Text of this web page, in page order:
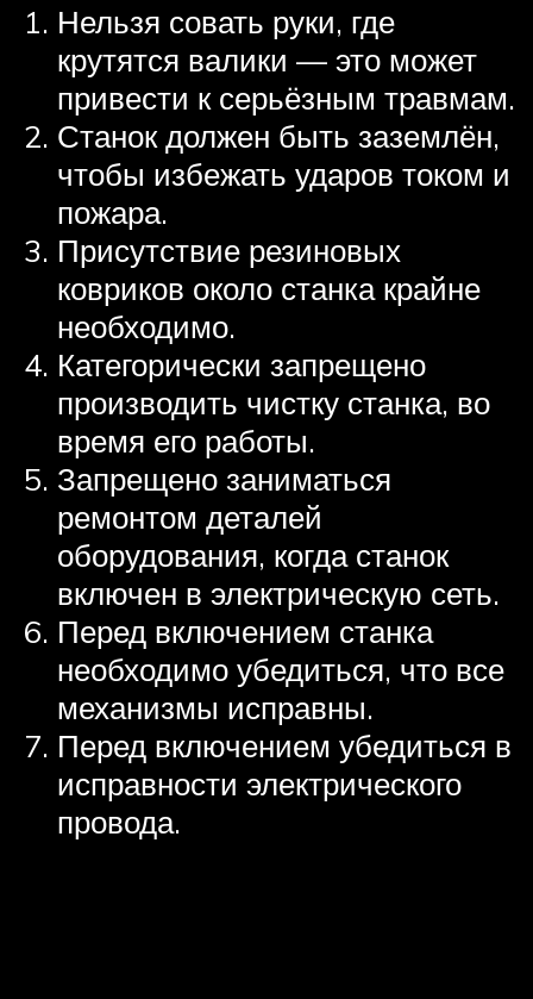
Нельзя совать руки, где
крутятся валики — это может
привести к серьёзным травмам.
Станок должен быть заземлён,
чтобы избежать ударов током и
пожара.
Присутствие резиновых
ковриков около станка крайне
необходимо.
Категорически запрещено
производить чистку станка, во
время его работы.
Запрещено заниматься
ремонтом деталей
оборудования, когда станок
включен в электрическую сеть.
Перед включением станка
необходимо убедиться, что все
механизмы исправны.
Перед включением убедиться в
исправности электрического
провода.